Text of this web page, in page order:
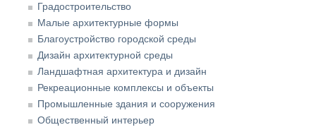
Градостроительство
Малые архитектурные формы
Благоустройство городской среды
Дизайн архитектурной среды
Ландшафтная архитектура и дизайн
Рекреационные комплексы и объекты
Промышленные здания и сооружения
Общественный интерьер